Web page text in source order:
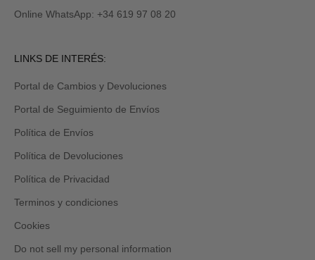
recibirás
Revisa
carpeta
de
promociones
spam.
Online WhatsApp: +34 619 97 08 20
LINKS DE INTERÉS:
Portal de Cambios y Devoluciones
Portal de Seguimiento de Envíos
Política de Envíos
Política de Devoluciones
Política de Privacidad
Terminos y condiciones
Cookies
Do not sell my personal information